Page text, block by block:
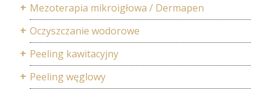
Mezoterapia mikroigłowa / Dermapen
Oczyszczanie wodorowe
Peeling kawitacyjny
Peeling węglowy